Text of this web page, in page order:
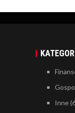
Inne